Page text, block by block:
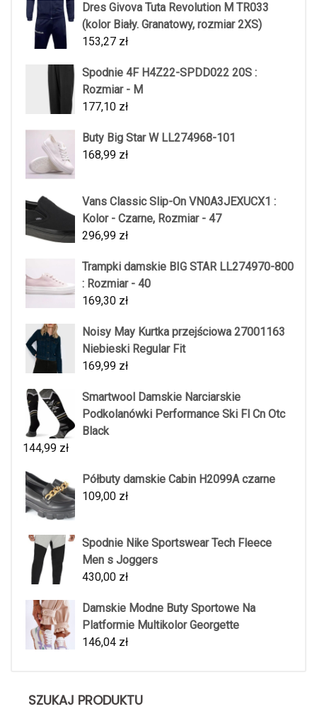
Dres Givova Tuta Revolution M TR033
(kolor Biały. Granatowy, rozmiar 2XS)
153,27 zł
Spodnie 4F H4Z22-SPDD022 20S :
Rozmiar - M
177,10 zł
Buty Big Star W LL274968-101
168,99 zł
Vans Classic Slip-On VN0A3JEXUCX1 :
Kolor - Czarne, Rozmiar - 47
296,99 zł
Trampki damskie BIG STAR LL274970-800
: Rozmiar - 40
169,30 zł
Noisy May Kurtka przejściowa 27001163
Niebieski Regular Fit
169,99 zł
Smartwool Damskie Narciarskie
Podkolanówki Performance Ski Fl Cn Otc
Black
144,99 zł
Półbuty damskie Cabin H2099A czarne
109,00 zł
Spodnie Nike Sportswear Tech Fleece
Men s Joggers
430,00 zł
Damskie Modne Buty Sportowe Na
Platformie Multikolor Georgette
146,04 zł
SZUKAJ PRODUKTU